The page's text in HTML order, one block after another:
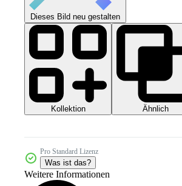
Dieses Bild neu gestalten
Kollektion Ähnlich
Pro Standard Lizenz
Was ist das?
Weitere Informationen